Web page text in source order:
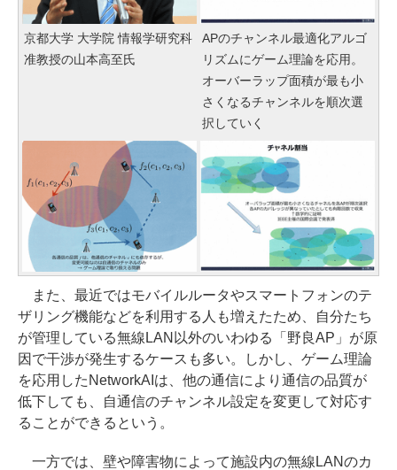
京都大学 大学院 情報学研究科
准教授の山本高至氏
APのチャンネル最適化アルゴ
リズムにゲーム理論を応用。
オーバーラップ面積が最も小
さくなるチャンネルを順次選
択していく
また、最近ではモバイルルータやスマートフォンのテ
ザリング機能などを利用する人も増えたため、自分たち
が管理している無線LAN以外のいわゆる「野良AP」が原
因で干渉が発生するケースも多い。しかし、ゲーム理論
を応用したNetworkAIは、他の通信により通信の品質が
低下しても、自通信のチャンネル設定を変更して対応す
ることができるという。
一方では、壁や障害物によって施設内の無線LANのカ